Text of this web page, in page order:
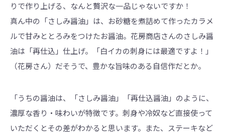
りで作り上げる、なんと贅沢な一品じゃないですか！
真ん中の「さしみ醤油」は、お砂糖を煮詰めて作ったカラメ
ルで甘みととろみをつけたお醤油。花房商店さんのさしみ醤
油は「再仕込」仕上げ。「白イカの刺身には最適ですよ！」
（花房さん）だそうで、豊かな旨味のある自信作だとか。
「うちの醤油は、「さしみ醤油」「再仕込醤油」のように、
濃厚な香り・味わいが特徴です。刺身や冷奴など直接使って
いただくとその差がわかると思います。また、ステーキなど